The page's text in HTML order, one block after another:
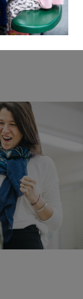
Bien qu’il y
faire (il y en a
de nos progrès